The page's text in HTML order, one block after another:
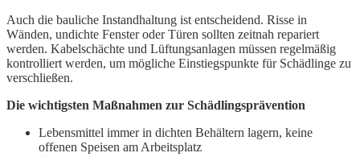
Auch die bauliche Instandhaltung ist entscheidend. Risse in
Wänden, undichte Fenster oder Türen sollten zeitnah repariert
werden. Kabelschächte und Lüftungsanlagen müssen regelmäßig
kontrolliert werden, um mögliche Einstiegspunkte für Schädlinge zu
verschließen.
Die wichtigsten Maßnahmen zur Schädlingsprävention
Lebensmittel immer in dichten Behältern lagern, keine
offenen Speisen am Arbeitsplatz